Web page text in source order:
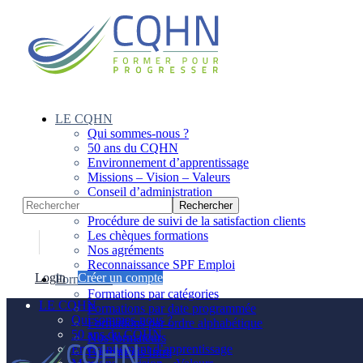
LE CQHN
Qui sommes-nous ?
50 ans du CQHN
Environnement d’apprentissage
Missions – Vision – Valeurs
Conseil d’administration
Procédure de suivi de la satisfaction clients
Les chèques formations
Nos agréments
Reconnaissance SPF Emploi
Formations
Formations par catégories
Formations par date programmée
Formations par ordre alphabétique
Nos formateurs
Formations Intra
Login
Créer un compte
LE CQHN
Qui sommes-nous ?
50 ans du CQHN
Environnement d’apprentissage